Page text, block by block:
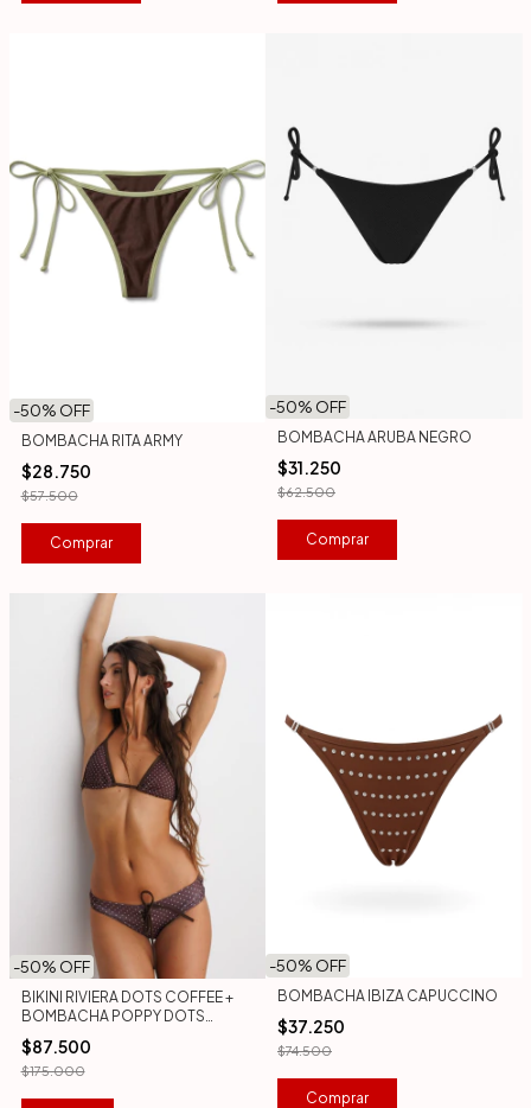
-50% OFF
BOMBACHA RITA ARMY
$28.750
$57.500
Comprar
-50% OFF
BOMBACHA ARUBA NEGRO
$31.250
$62.500
Comprar
-50% OFF
BIKINI RIVIERA DOTS COFFEE +
BOMBACHA POPPY DOTS
COFFE
$87.500
$175.000
-50% OFF
BOMBACHA IBIZA CAPUCCINO
$37.250
$74.500
Comprar